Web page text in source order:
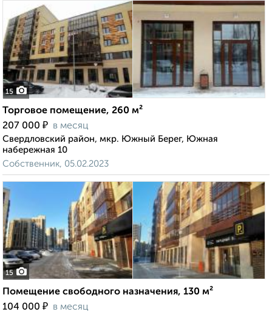
15
Торговое помещение, 260 м²
207 000 ₽ в месяц
Свердловский район, мкр. Южный Берег, Южная
набережная 10
Собственник, 05.02.2023
15
Помещение свободного назначения, 130 м²
104 000 ₽ в месяц